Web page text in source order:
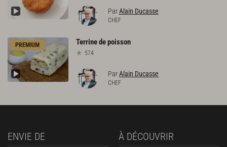
ParAlain Ducasse
CHEF
PREMIUM Terrinedepoisson
574
ParAlain Ducasse
CHEF
ENVIE DE À DÉCOUVRIR